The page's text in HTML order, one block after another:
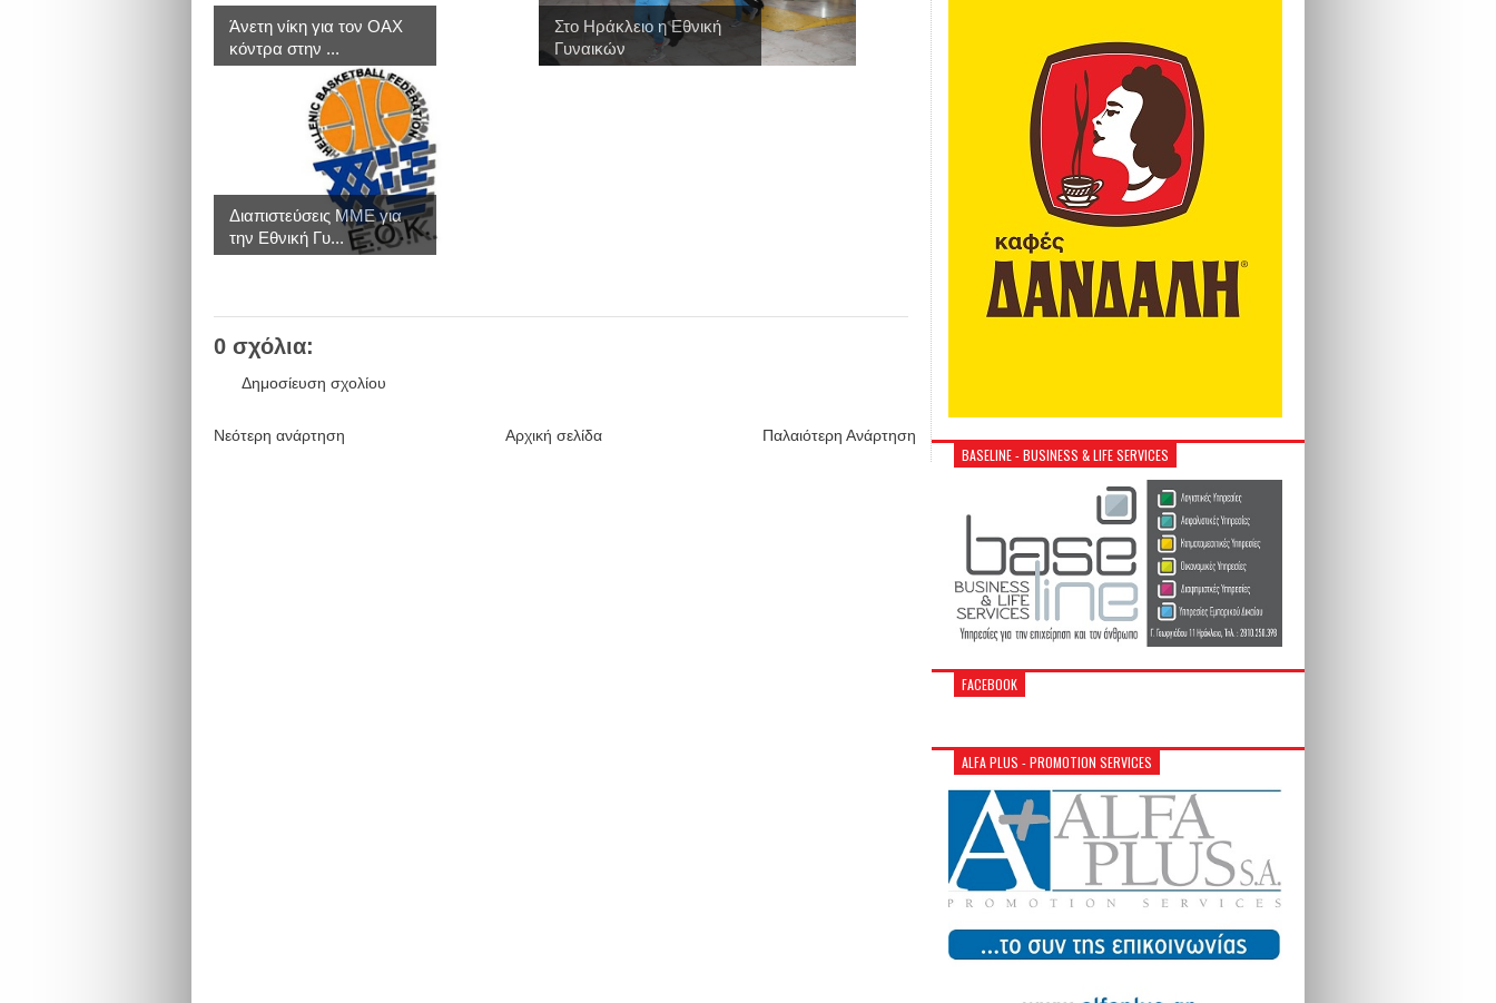
Άνετη νίκη για τον ΟΑΧ
κόντρα στην ...
Στο Ηράκλειο η Εθνική
Γυναικών
Διαπιστεύσεις MME για
την Εθνική Γυ...
0 σχόλια:
Δημοσίευση σχολίου
Νεότερη ανάρτηση Παλαιότερη Ανάρτηση
Αρχική σελίδα
BASELINE - BUSINESS & LIFE SERVICES
FACEBOOK
ALFA PLUS - PROMOTION SERVICES